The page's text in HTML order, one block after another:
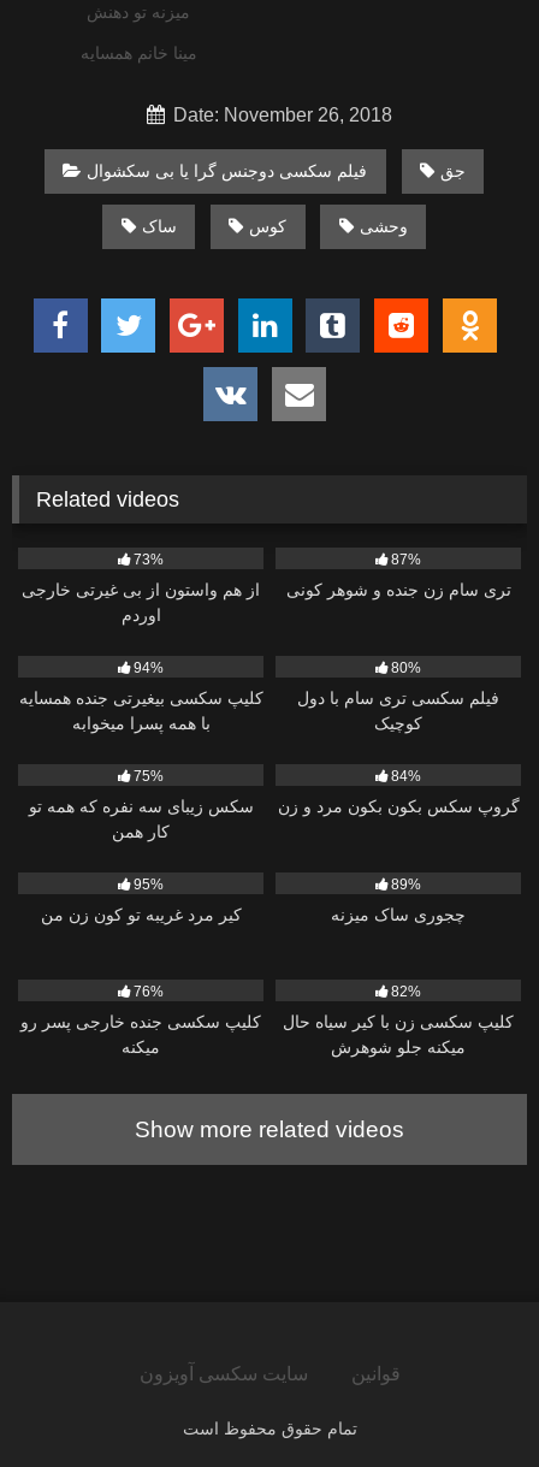
میزنه تو دهنش
مینا خانم همسایه
Date: November 26, 2018
فیلم سکسی دوجنس گرا یا بی سکشوال جق
ساک کوس وحشی
Related videos
73%
از هم واستون از بی غیرتی خارجی
اوردم
87%
تری سام زن جنده و شوهر کونی
94%
کلیپ سکسی بیغیرتی جنده همسایه
با همه پسرا میخوابه
80%
فیلم سکسی تری سام با دول
کوچیک
75%
سکس زیبای سه نفره که همه تو
کار همن
84%
گروپ سکس بکون بکون مرد و زن
95%
کیر مرد غریبه تو کون زن من
89%
چجوری ساک میزنه
76%
کلیپ سکسی جنده خارجی پسر رو
میکنه
82%
کلیپ سکسی زن با کیر سیاه حال
میکنه جلو شوهرش
Show more related videos
قوانین سایت سکسی آویزون
تمام حقوق محفوظ است